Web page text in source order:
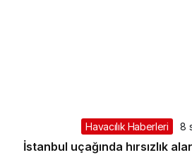
Havacılık Haberleri 8
İstanbul uçağında hırsızlık